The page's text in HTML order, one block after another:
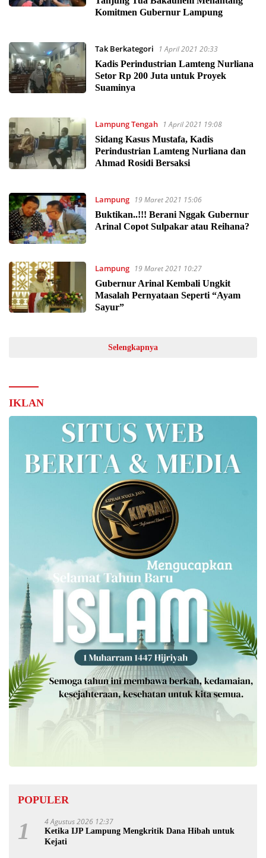
Komitmen Gubernur Lampung
Tak Berkategori
1 April 2021 20:33
Kadis Perindustrian Lamteng Nurliana
Setor Rp 200 Juta untuk Proyek
Suaminya
Lampung Tengah
1 April 2021 19:08
Sidang Kasus Mustafa, Kadis
Perindustrian Lamteng Nurliana dan
Ahmad Rosidi Bersaksi
Lampung
19 Maret 2021 15:06
Buktikan..!!! Berani Nggak Gubernur
Arinal Copot Sulpakar atau Reihana?
Lampung
19 Maret 2021 10:27
Gubernur Arinal Kembali Ungkit
Masalah Pernyataan Seperti “Ayam
Sayur”
Selengkapnya
IKLAN
POPULER
1 4 Agustus 2026 12:37
Ketika IJP Lampung Mengkritik Dana Hibah untuk
Kejati